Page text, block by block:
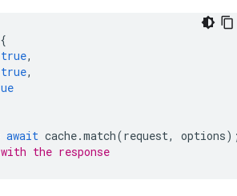
{
true,
true,
await cache.match(request, options
the response